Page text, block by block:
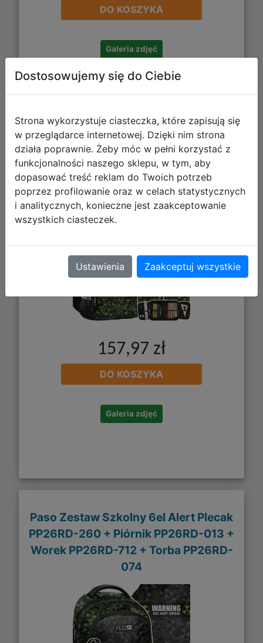
DO KOSZYKA
Galeria zdjęć
Paso Zestaw Szkolny 3el Alert Plecak
PP26RD-260 + Piórnik PP26RD-P001
+ Worek PP26RD-712
157,97 zł
DO KOSZYKA
Galeria zdjęć
Paso Zestaw Szkolny 6el Alert Plecak
PP26RD-260 + Piórnik PP26RD-013 +
Worek PP26RD-712 + Torba PP26RD-
074
Dostosowujemy się do Ciebie
Strona wykorzystuje ciasteczka, które zapisują się
w przeglądarce internetowej. Dzięki nim strona
działa poprawnie. Żeby móc w pełni korzystać z
funkcjonalności naszego sklepu, w tym, aby
dopasować treść reklam do Twoich potrzeb
poprzez profilowanie oraz w celach statystycznych
i analitycznych, konieczne jest zaakceptowanie
wszystkich ciasteczek.
Ustawienia Zaakceptuj wszystkie